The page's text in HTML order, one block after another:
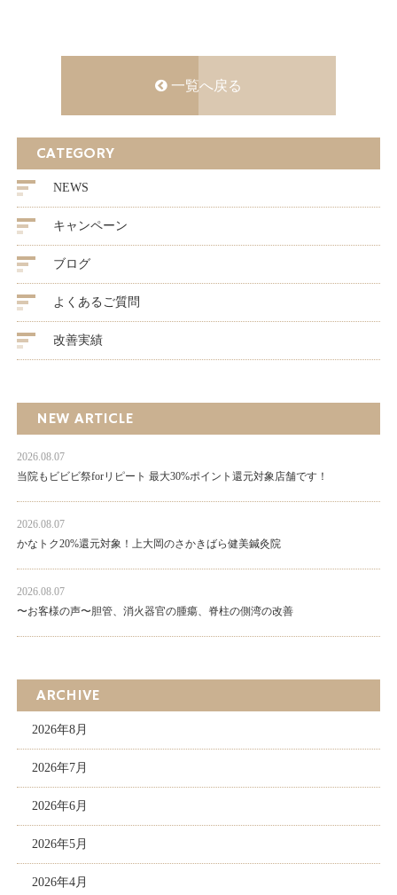
一覧へ戻る
CATEGORY
NEWS
キャンペーン
ブログ
よくあるご質問
改善実績
NEW ARTICLE
2026.08.07
当院もビビビ祭forリピート 最大30%ポイント還元対象店舗です！
2026.08.07
かなトク20%還元対象！上大岡のさかきばら健美鍼灸院
2026.08.07
〜お客様の声〜胆管、消火器官の腫瘍、脊柱の側湾の改善
ARCHIVE
2026年8月
2026年7月
2026年6月
2026年5月
2026年4月